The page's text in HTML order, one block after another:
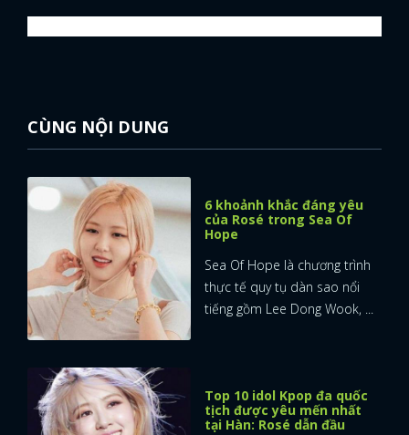
CÙNG NỘI DUNG
6 khoảnh khắc đáng yêu
của Rosé trong Sea Of
Hope
Sea Of Hope là chương trình
thực tế quy tụ dàn sao nổi
tiếng gồm Lee Dong Wook, ...
Top 10 idol Kpop đa quốc
tịch được yêu mến nhất
tại Hàn: Rosé dẫn đầu